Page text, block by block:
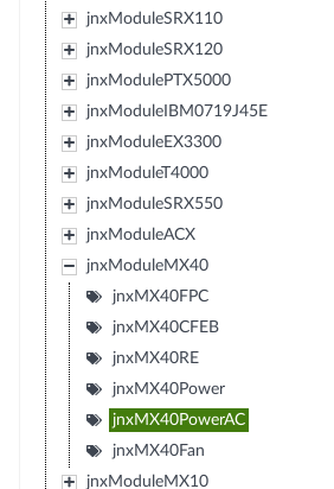
jnxModuleSRX110
jnxModuleSRX120
jnxModulePTX5000
jnxModuleIBM0719J45E
jnxModuleEX3300
jnxModuleT4000
jnxModuleSRX550
jnxModuleACX
jnxModuleMX40
jnxMX40FPC
jnxMX40CFEB
jnxMX40RE
jnxMX40Power
jnxMX40PowerAC
jnxMX40Fan
jnxModuleMX10